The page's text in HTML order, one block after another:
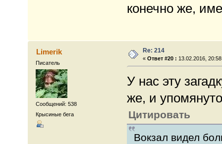
конечно же,
Limerik
Писатель
Сообщений: 538
Крысиные бега
Re: 214
«Ответ #20 : 13.02.2016,
У нас эту
же, и
Цитировать
Вокзал видел